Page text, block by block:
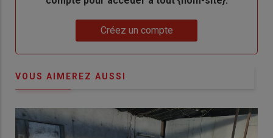
Créez un compte
VOUS AIMEREZ AUSSI